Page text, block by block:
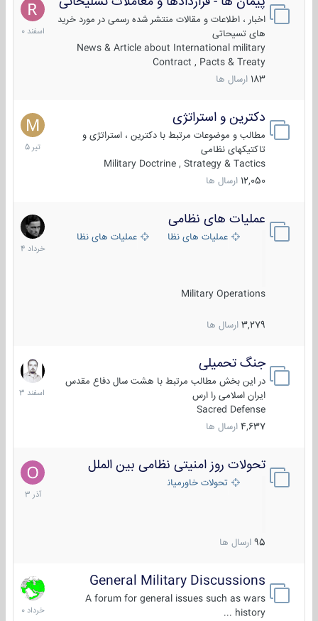
اخبار ، اطلاعات و مقالات منتشر شده رسمی در مورد خرید
های تسیحاتی
News & Article about International military
Contract , Pacts & Treaty
183 ارسال ها
7
اسفند
1400
دکترین و استراتژی
مطالب و موضوعات مرتبط با دکترین ، استراتژی و
تاکتیکهای نظامی
Military Doctrine , Strategy & Tactics
12,050 ارسال ها
27
تیر
1405
عملیات های نظامی
عملیات های نظامی ایرانعملیات های نظامی خارجی
Military Operations
3,279 ارسال ها
5
خرداد
1404
جنگ تحمیلی
در این بخش مطالب مرتبط با هشت سال دفاع مقدس
ایران اسلامی را ارس
Sacred Defense
4,637 ارسال ها
20
اسفند
1403
تحولات روز امنیتی نظامی بین الملل
تحولات خاورمیانه
95 ارسال ها
21
آذر
1403
General Military Discussions
A forum for general issues such as wars
history ...
10
خرداد
1400